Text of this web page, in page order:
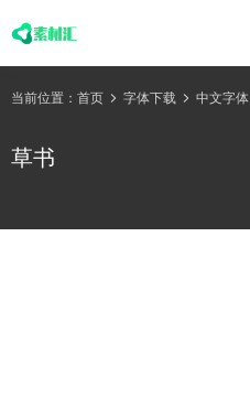
当前位置： 首页 字体下载 中文字体
草书